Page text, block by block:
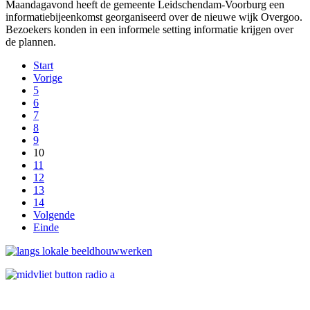
Maandagavond heeft de gemeente Leidschendam-Voorburg een
informatiebijeenkomst georganiseerd over de nieuwe wijk Overgoo.
Bezoekers konden in een informele setting informatie krijgen over
de plannen.
Start
Vorige
5
6
7
8
9
10
11
12
13
14
Volgende
Einde